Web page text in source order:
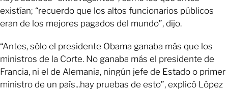
existían; “recuerdo que los altos funcionarios públicos
eran de los mejores pagados del mundo”, dijo.
“Antes, sólo el presidente Obama ganaba más que los
ministros de la Corte. No ganaba más el presidente de
Francia, ni el de Alemania, ningún jefe de Estado o primer
ministro de un país...hay pruebas de esto”, explicó López